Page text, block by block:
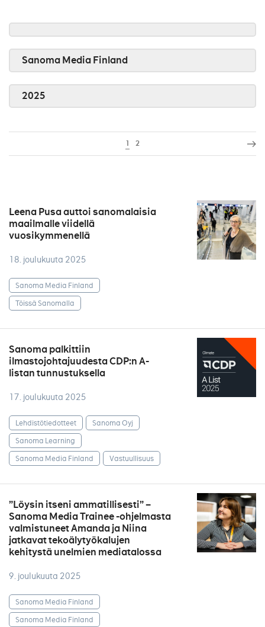
Sanoma Media Finland
2025
1 2
Leena Pusa auttoi sanomalaisia
maailmalle viidellä
vuosikymmenellä
18. joulukuuta 2025
Sanoma Media Finland
Töissä Sanomalla
Sanoma palkittiin
ilmastojohtajuudesta CDP:n A-
listan tunnustuksella
17. joulukuuta 2025
Lehdistötiedotteet
Sanoma Oyj
Sanoma Learning
Sanoma Media Finland
Vastuullisuus
”Löysin itseni ammatillisesti” –
Sanoma Media Trainee -ohjelmasta
valmistuneet Amanda ja Niina
jatkavat tekoälytyökalujen
kehitystä unelmien mediatalossa
9. joulukuuta 2025
Sanoma Media Finland
Sanoma Media Finland